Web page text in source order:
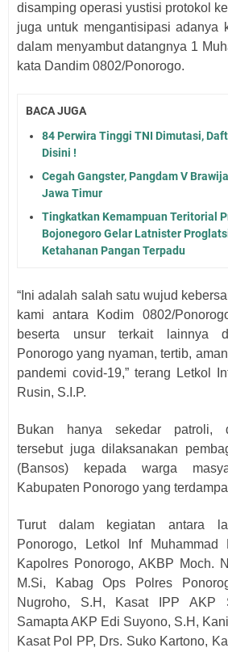
disamping operasi yustisi protokol
juga untuk mengantisipasi adanya
dalam menyambut datangnya 1
kata Dandim 0802/Ponorogo.
BACA JUGA
84 Perwira Tinggi TNI Dimutasi,
Disini !
Cegah Gangster, Pangdam V
Jawa Timur
Tingkatkan Kemampuan Teritorial
Bojonegoro Gelar Latnister
Ketahanan Pangan Terpadu
“Ini adalah salah satu wujud
kami antara Kodim 0802/
beserta unsur terkait lainnya
Ponorogo yang nyaman, tertib,
pandemi covid-19,” terang Letkol
Rusin, S.I.P.
Bukan hanya sekedar patroli,
tersebut juga dilaksanakan
(Bansos) kepada warga
Kabupaten Ponorogo yang
Turut dalam kegiatan antara
Ponorogo, Letkol Inf Muhammad
Kapolres Ponorogo, AKBP Moch.
M.Si, Kabag Ops Polres
Nugroho, S.H, Kasat IPP AKP
Samapta AKP Edi Suyono, S.H,
Kasat Pol PP, Drs. Suko Kartono,